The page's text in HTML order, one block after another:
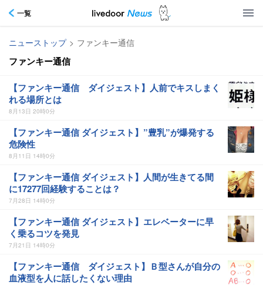
一覧
ニューストップ > ファンキー通信
ファンキー通信
【ファンキー通信 ダイジェスト】人前でキスしまく
れる場所とは
8月13日 20時0分
【ファンキー通信 ダイジェスト】”豊乳”が爆発する
危険性
8月11日 14時0分
【ファンキー通信 ダイジェスト】人間が生きてる間
に17277回経験することは？
7月28日 14時0分
【ファンキー通信 ダイジェスト】エレベーターに早
く乗るコツを発見
7月21日 14時0分
【ファンキー通信 ダイジェスト】Ｂ型さんが自分の
血液型を人に話したくない理由